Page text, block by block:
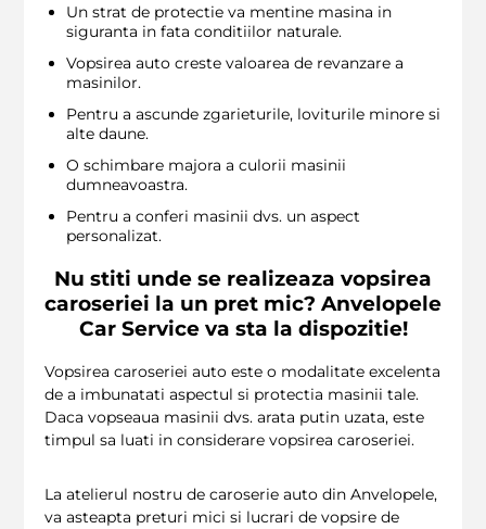
Un strat de protectie va mentine masina in
siguranta in fata conditiilor naturale.
Vopsirea auto creste valoarea de revanzare a
masinilor.
Pentru a ascunde zgarieturile, loviturile minore si
alte daune.
O schimbare majora a culorii masinii
dumneavoastra.
Pentru a conferi masinii dvs. un aspect
personalizat.
Nu stiti unde se realizeaza vopsirea
caroseriei la un pret mic? Anvelopele
Car Service va sta la dispozitie!
Vopsirea caroseriei auto este o modalitate excelenta
de a imbunatati aspectul si protectia masinii tale.
Daca vopseaua masinii dvs. arata putin uzata, este
timpul sa luati in considerare vopsirea caroseriei.
La atelierul nostru de caroserie auto din Anvelopele,
va asteapta preturi mici si lucrari de vopsire de